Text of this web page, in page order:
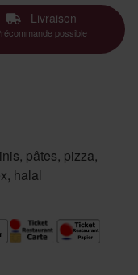
Livraison
possible
pâtes, pizza,
halal